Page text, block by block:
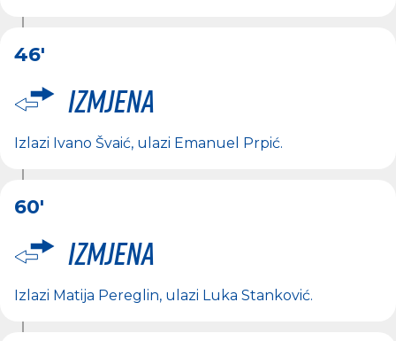
46'
Izmjena
Izlazi Ivano Švaić, ulazi Emanuel Prpić.
60'
Izmjena
Izlazi Matija Pereglin, ulazi Luka Stanković.